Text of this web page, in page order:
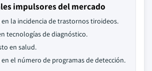
impulsores del mercado
la incidencia de trastornos tiroideos.
tecnologías de diagnóstico.
en salud.
el número de programas de detección.